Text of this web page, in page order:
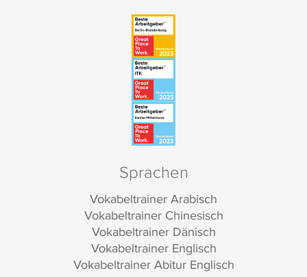
Sprachen
Vokabeltrainer Arabisch
Vokabeltrainer Chinesisch
Vokabeltrainer Dänisch
Vokabeltrainer Englisch
Vokabeltrainer Abitur Englisch